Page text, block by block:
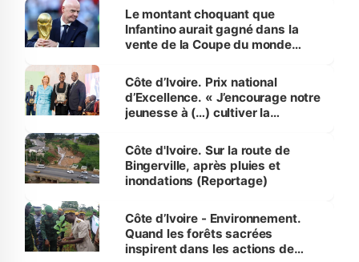
Le montant choquant que
Infantino aurait gagné dans la
vente de la Coupe du monde
Côte d’Ivoire. Prix national
d’Excellence. « J’encourage notre
jeunesse à (…) cultiver la
(Alassane Ouattara
Côte d'Ivoire. Sur la route de
Bingerville, après pluies et
inondations (Reportage)
Côte d’Ivoire - Environnement.
Quand les forêts sacrées
inspirent dans les actions de